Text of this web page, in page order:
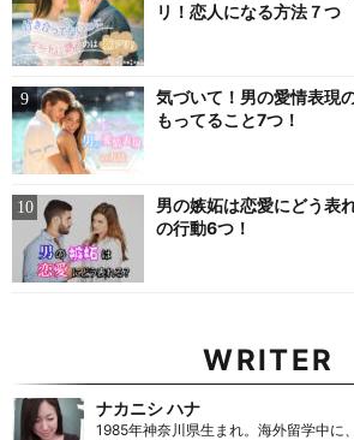
リ！恋人になる方法７つ
気づいて！男の愛情表現
もってること7つ！
男の嫉妬は恋愛にどう表
の行動6つ！
WRITER
ナカニシ ハナ
1985年神奈川県生まれ。海外留学中に